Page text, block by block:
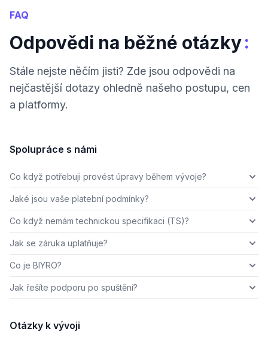
FAQ
Odpovědi na běžné otázky:
Stále nejste něčím jisti? Zde jsou odpovědi na
nejčastější dotazy ohledně našeho postupu, cen
a platformy.
Spolupráce s námi
Co když potřebuji provést úpravy během vývoje?
Jaké jsou vaše platební podmínky?
Co když nemám technickou specifikaci (TS)?
Jak se záruka uplatňuje?
Co je BIYRO?
Jak řešíte podporu po spuštění?
Otázky k vývoji